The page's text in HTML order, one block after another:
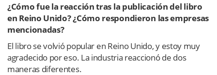
¿Cómo fue la reacción tras la publicación del libro
en Reino Unido? ¿Cómo respondieron las empresas
mencionadas?
El libro se volvió popular en Reino Unido, y estoy muy
agradecido por eso. La industria reaccionó de dos
maneras diferentes.